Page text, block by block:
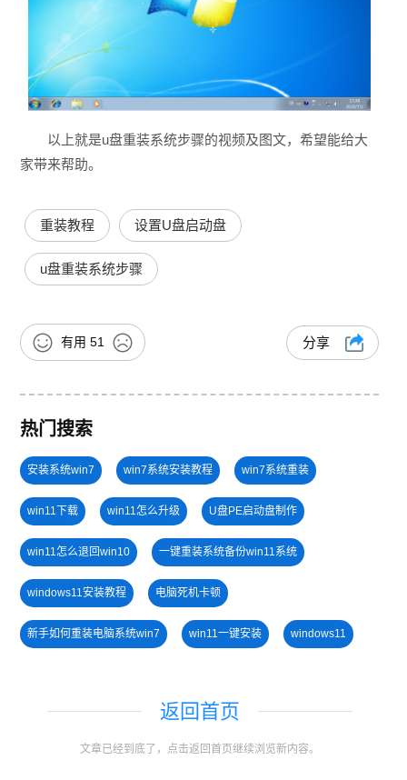
以上就是u盘重装系统步骤的视频及图文，希望能给大
家带来帮助。
重装教程 设置U盘启动盘
u盘重装系统步骤
有用 51 分享
热门搜索
安装系统win7 win7系统安装教程 win7系统重装
win11下载 win11怎么升级 U盘PE启动盘制作
win11怎么退回win10 一键重装系统备份win11系统
windows11安装教程 电脑死机卡顿
新手如何重装电脑系统win7 win11一键安装 windows11
win11正式版 win11升级 笔记本蓝屏怎么重装系统
小白一键重装系统绿色版
返回首页
文章已经到底了，点击返回首页继续浏览新内容。